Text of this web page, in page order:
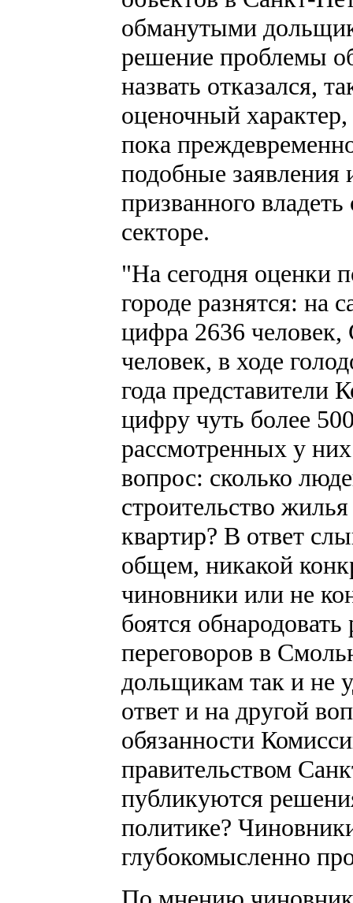
обманутыми
решение проблемы
назвать отказался,
оценочный
пока
подобные заявления
призванного
секторе.
"На сегодня оценки
городе разнятся: на
цифра 2636 человек,
человек, в ходе
года представители
цифру чуть более
рассмотренных у
вопрос: сколько
строительство
квартир? В ответ
общем, никакой
чиновники или не
боятся
переговоров в
дольщикам так и не
ответ и на другой
обязанности
правительством
публикуются
политике?
глубокомысленно